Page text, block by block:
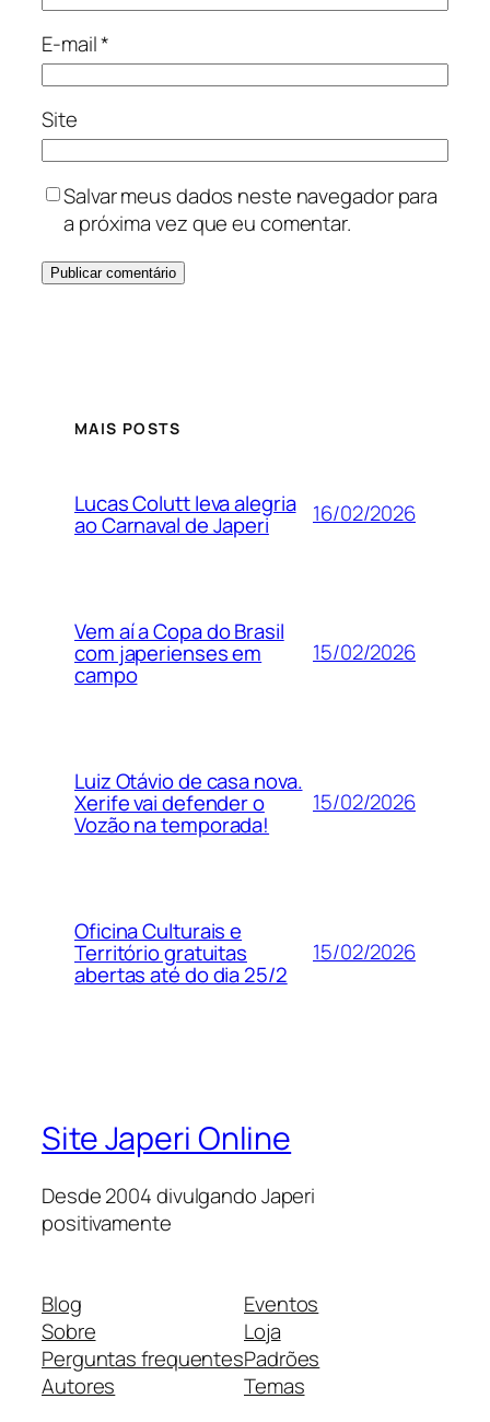
E-mail*
Site
Salvar meus dados neste navegador para
a próxima vez que eu comentar.
MAIS POSTS
Lucas Colutt leva alegria
ao Carnaval de Japeri 16/02/2026
Vem aí a Copa do Brasil
com japerienses em
campo
15/02/2026
Luiz Otávio de casa nova.
Xerife vai defender o
Vozão na temporada!
15/02/2026
Oficina Culturais e
Território gratuitas
abertas até do dia 25/2
15/02/2026
Site Japeri Online
Desde 2004 divulgando Japeri
positivamente
Blog
Sobre
Perguntas frequentes
Autores
Eventos
Loja
Padrões
Temas